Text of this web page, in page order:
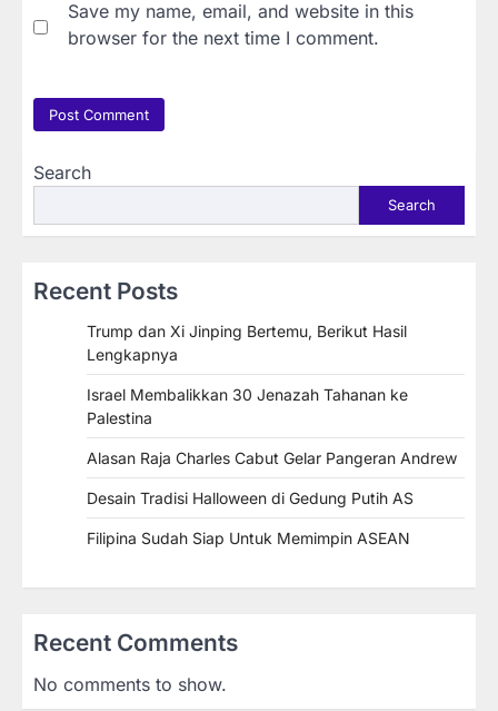
Save my name, email, and website in this
browser for the next time I comment.
Search
Search
Recent Posts
Trump dan Xi Jinping Bertemu, Berikut Hasil
Lengkapnya
Israel Membalikkan 30 Jenazah Tahanan ke
Palestina
Alasan Raja Charles Cabut Gelar Pangeran Andrew
Desain Tradisi Halloween di Gedung Putih AS
Filipina Sudah Siap Untuk Memimpin ASEAN
Recent Comments
No comments to show.